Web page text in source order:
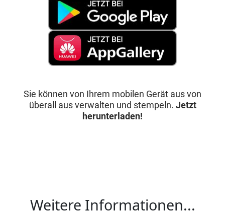
Sie können von Ihrem mobilen Gerät aus von
überall aus verwalten und stempeln. Jetzt
herunterladen!
Weitere Informationen...